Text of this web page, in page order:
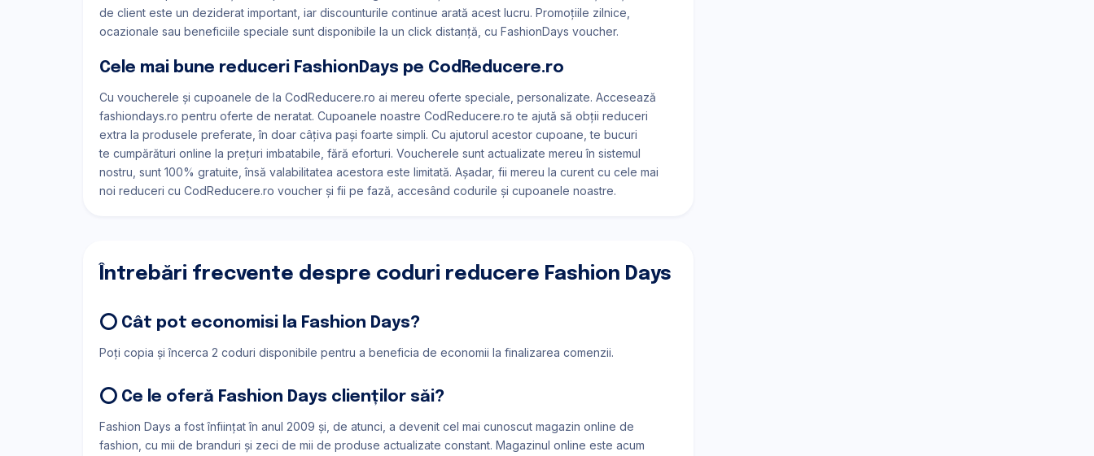
de client este un deziderat important, iar discounturile continue arată acest lucru. Promoțiile zilnice,
ocazionale sau beneficiile speciale sunt disponibile la un click distanță, cu FashionDays voucher.
Cele mai bune reduceri FashionDays pe CodReducere.ro
Cu voucherele și cupoanele de la CodReducere.ro ai mereu oferte speciale, personalizate. Accesează
fashiondays.ro pentru oferte de neratat. Cupoanele noastre CodReducere.ro te ajută să obții reduceri
extra la produsele preferate, în doar câțiva pași foarte simpli. Cu ajutorul acestor cupoane, te bucuri
te cumpărături online la prețuri imbatabile, fără eforturi. Voucherele sunt actualizate mereu în sistemul
nostru, sunt 100% gratuite, însă valabilitatea acestora este limitată. Așadar, fii mereu la curent cu cele mai
noi reduceri cu CodReducere.ro voucher și fii pe fază, accesând codurile și cupoanele noastre.
Întrebări frecvente despre coduri reducere Fashion Days
⭕ Cât pot economisi la Fashion Days?
Poți copia și încerca 2 coduri disponibile pentru a beneficia de economii la finalizarea comenzii.
⭕ Ce le oferă Fashion Days clienților săi?
Fashion Days a fost înființat în anul 2009 și, de atunci, a devenit cel mai cunoscut magazin online de
fashion, cu mii de branduri și zeci de mii de produse actualizate constant. Magazinul online este acum